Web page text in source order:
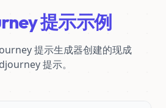
提示示例
提示生成器创建的现成
提示。